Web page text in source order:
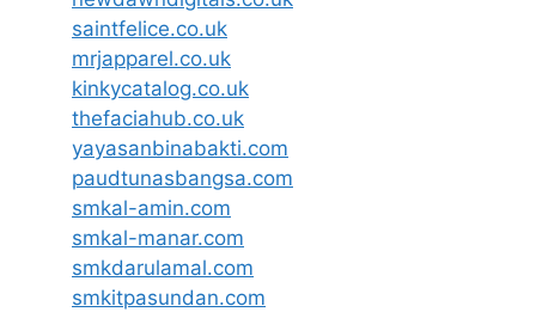
saintfelice.co.uk
mrjapparel.co.uk
kinkycatalog.co.uk
thefaciahub.co.uk
yayasanbinabakti.com
paudtunasbangsa.com
smkal-amin.com
smkal-manar.com
smkdarulamal.com
smkitpasundan.com